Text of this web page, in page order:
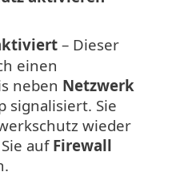
– Dieser
einen
neben Netzwerk
signalisiert. Sie
wieder
aufFirewall